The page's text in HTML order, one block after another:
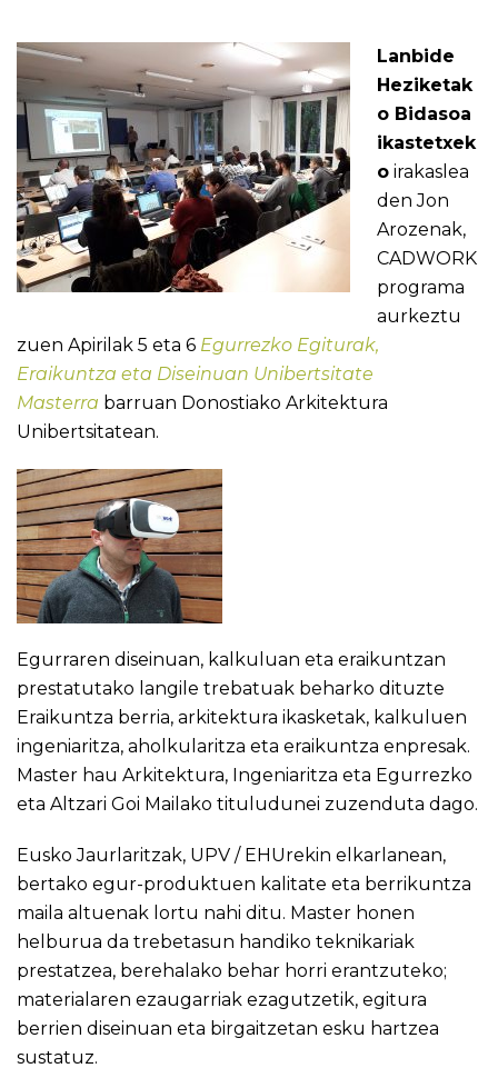
Lanbide
Heziketak
o Bidasoa
ikastetxek
o irakaslea
den Jon
Arozenak,
CADWORK
programa
aurkeztu
zuen Apirilak 5 eta 6 Egurrezko Egiturak,
Eraikuntza eta Diseinuan Unibertsitate
Masterra barruan Donostiako Arkitektura
Unibertsitatean.
Egurraren diseinuan, kalkuluan eta eraikuntzan
prestatutako langile trebatuak beharko dituzte
Eraikuntza berria, arkitektura ikasketak, kalkuluen
ingeniaritza, aholkularitza eta eraikuntza enpresak.
Master hau Arkitektura, Ingeniaritza eta Egurrezko
eta Altzari Goi Mailako tituludunei zuzenduta dago.
Eusko Jaurlaritzak, UPV / EHUrekin elkarlanean,
bertako egur-produktuen kalitate eta berrikuntza
maila altuenak lortu nahi ditu. Master honen
helburua da trebetasun handiko teknikariak
prestatzea, berehalako behar horri erantzuteko;
materialaren ezaugarriak ezagutzetik, egitura
berrien diseinuan eta birgaitzetan esku hartzea
sustatuz.